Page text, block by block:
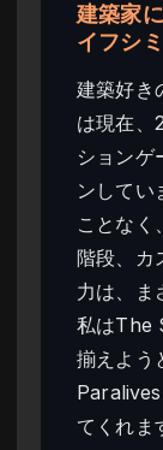
建築家
イフシ
建築好き
は現在、
ションゲ
ンしてい
ことなく
階段、カ
力は、ま
私はThe
揃えよう
てくれま